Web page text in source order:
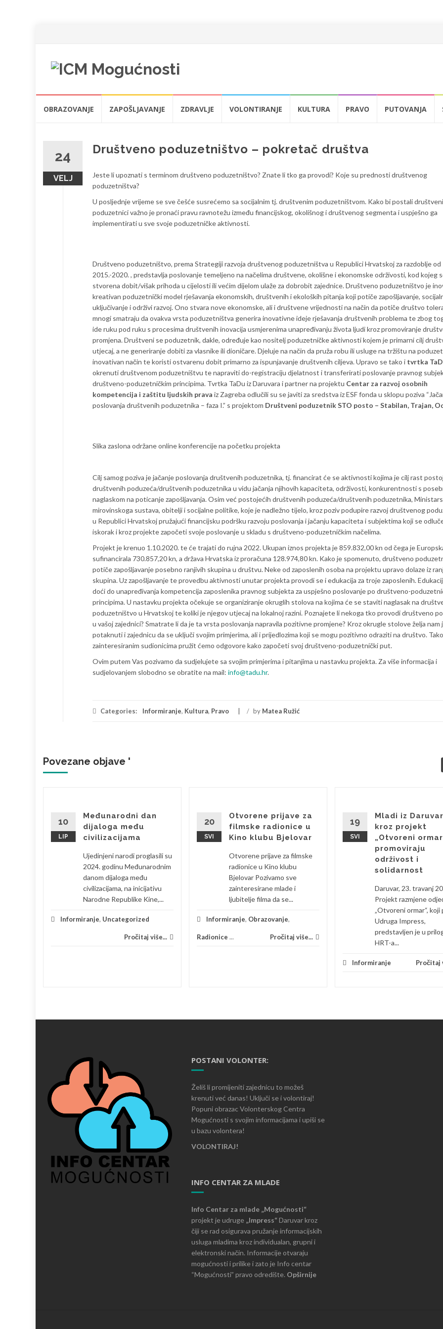
OBRAZOVANJE ZAPOŠLJAVANJE ZDRAVLJE VOLONTIRANJE KULTURA PRAVO PUTOVANJA
24
VELJ
Društveno poduzetništvo – pokretač društva
Jeste li upoznati s terminom društveno poduzetništvo? Znate li tko ga provodi? Koje su prednosti društvenog
poduzetništva?
U posljednje vrijeme se sve češće susrećemo sa socijalnim tj. društvenim poduzetništvom. Kako bi postali društveni
poduzetnici važno je pronaći pravu ravnotežu između financijskog, okolišnog i društvenog segmenta i uspješno ga
implementirati u sve svoje poduzetničke aktivnosti.
Društveno poduzetništvo, prema Strategiji razvoja društvenog poduzetništva u Republici Hrvatskoj za razdoblje od
2015.-2020. , predstavlja poslovanje temeljeno na načelima društvene, okolišne i ekonomske održivosti, kod kojeg
stvorena dobit/višak prihoda u cijelosti ili većim dijelom ulaže za dobrobit zajednice. Društveno poduzetništvo je
kreativan poduzetnički model rješavanja ekonomskih, društvenih i ekoloških pitanja koji potiče zapošljavanje,
uključivanje i održivi razvoj. Ono stvara nove ekonomske, ali i društvene vrijednosti na način da potiče društvo
mnogi smatraju da ovakva vrsta poduzetništva generira inovativne ideje rješavanja društvenih problema te zbog
ide ruku pod ruku s procesima društvenih inovacija usmjerenima unapređivanju života ljudi kroz promoviranje
promjena. Društveni se poduzetnik, dakle, određuje kao nositelj poduzetničke aktivnosti kojem je primarni cilj
utjecaj, a ne generiranje dobiti za vlasnike ili dioničare. Djeluje na način da pruža robu ili usluge na tržištu na
inovativan način te koristi ostvarenu dobit primarno za ispunjavanje društvenih ciljeva. Upravo se tako i tvrtka
okrenuti društvenom poduzetništvu te napraviti do-registraciju djelatnost i transferirati poslovanje pravnog
društveno-poduzetničkim principima. Tvrtka TaDu iz Daruvara i partner na projektu Centar za razvoj osobnih
kompetencija i zaštitu ljudskih prava iz Zagreba odlučili su se javiti za sredstva iz ESF fonda u sklopu poziva
poslovanja društvenih poduzetnika – faza I.” s projektom Društveni poduzetnik STO posto – Stabilan, Trajan,
Slika zaslona održane online konferencije na početku projekta
Cilj samog poziva je jačanje poslovanja društvenih poduzetnika, tj. financirat će se aktivnosti kojima je cilj rast
društvenih poduzeća/društvenih poduzetnika u vidu jačanja njihovih kapaciteta, održivosti, konkurentnosti s
naglaskom na poticanje zapošljavanja. Osim već postojećih društvenih poduzeća/društvenih poduzetnika,
mirovinskoga sustava, obitelji i socijalne politike, koje je nadležno tijelo, kroz poziv podupire razvoj društvenog
u Republici Hrvatskoj pružajući financijsku podršku razvoju poslovanja i jačanju kapaciteta i subjektima koji se
iskorak i kroz projekte započeti svoje poslovanje u skladu s društveno-poduzetničkim načelima.
Projekt je krenuo 1.10.2020. te će trajati do rujna 2022. Ukupan iznos projekta je 859.832,00 kn od čega je
sufinancirala 730.857,20 kn, a država Hrvatska iz proračuna 128.974,80 kn. Kako je spomenuto, društveno
potiče zapošljavanje posebno ranjivih skupina u društvu. Neke od zaposlenih osoba na projektu upravo dolaze iz
skupina. Uz zapošljavanje te provedbu aktivnosti unutar projekta provodi se i edukacija za troje zaposlenih.
doći do unapređivanja kompetencija zaposlenika pravnog subjekta za uspješno poslovanje po društveno-
principima. U nastavku projekta očekuje se organiziranje okruglih stolova na kojima će se staviti naglasak na
poduzetništvo u Hrvatskoj te koliki je njegov utjecaj na lokalnoj razini. Poznajete li nekoga tko provodi društveno
u vašoj zajednici? Smatrate li da je ta vrsta poslovanja napravila pozitivne promjene? Kroz okrugle stolove želja nam
potaknuti i zajednicu da se uključi svojim primjerima, ali i prijedlozima koji se mogu pozitivno odraziti na društvo.
zainteresiranim sudionicima pružit ćemo odgovore kako započeti svoj društveno-poduzetnički put.
Ovim putem Vas pozivamo da sudjelujete sa svojim primjerima i pitanjima u nastavku projekta. Za više informacija i
sudjelovanjem slobodno se obratite na mail: info@tadu.hr.
Categories: Informiranje, Kultura, Pravo / by Matea Ružić
Povezane objave '
10
LIP
Međunarodni dan
dijaloga među
civilizacijama
Ujedinjeni narodi proglasili su
2024. godinu Međunarodnim
danom dijaloga među
civilizacijama, na inicijativu
Narodne Republike Kine,...
Informiranje, Uncategorized
Pročitaj više...
20
SVI
Otvorene prijave za
filmske radionice u
Kino klubu Bjelovar
Otvorene prijave za filmske
radionice u Kino klubu
Bjelovar Pozivamo sve
zainteresirane mlade i
ljubitelje filma da se...
Informiranje, Obrazovanje,
Radionice ... Pročitaj više...
19
SVI
Mladi iz
kroz projekt
„Otvoreni
promoviraju
održivost i
solidarnost
Daruvar, 23. travanj
Projekt razmjene
„Otvoreni ormar“, koji
Udruga Impress,
predstavljen je u
HRT-a...
Informiranje Pročitaj
POSTANI VOLONTER:
Želiš li promijeniti zajednicu to možeš
krenuti već danas! Uključi se i volontiraj!
Popuni obrazac Volonterskog Centra
Mogućnosti s svojim informacijama i upiši se
u bazu volontera!
VOLONTIRAJ!
INFO CENTAR ZA MLADE
Info Centar za mlade „Mogućnosti“
projekt je udruge „Impress“Daruvar kroz
čiji se rad osigurava pružanje informacijskih
usluga mladima kroz individualan, grupni i
elektronski način. Informacije otvaraju
mogućnosti i prilike i zato je Info centar
“Mogućnosti” pravo odredište. Opširnije